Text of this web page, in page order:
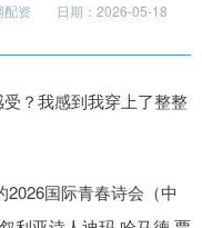
配资
日期：2026-05-18
？我感到我穿上了整整
国际青春诗会（中